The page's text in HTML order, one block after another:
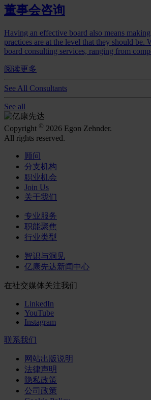
董事会咨询
Having an effective board also means
practices are at the level that they should be.
board consulting services, ranging from
阅读更多
See All Consultants
See all
Copyright © 2026 Egon Zehnder.
All rights reserved.
顾问
分支机构
职业机会
Join Us
关于我们
专业服务
职能聚焦
行业类型
智识与洞见
亿康先达新闻中心
在社交媒体关注我们
LinkedIn
YouTube
Instagram
联系我们
网站出版说明
法律声明
隐私政策
公司政策